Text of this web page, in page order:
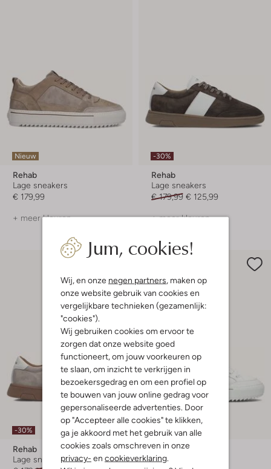
Jum, cookies!
Wij, en onze negen partners, maken op
onze website gebruik van cookies en
vergelijkbare technieken (gezamenlijk:
"cookies").
Wij gebruiken cookies om ervoor te
zorgen dat onze website goed
functioneert, om jouw voorkeuren op
te slaan, om inzicht te verkrijgen in
bezoekersgedrag en om een profiel op
te bouwen van jouw online gedrag voor
gepersonaliseerde advertenties. Door
op "Accepteer alle cookies" te klikken,
ga je akkoord met het gebruik van alle
cookies zoals omschreven in onze
privacy- en cookieverklaring.
Nieuw
Rehab
Lage sneakers
€ 179,99
+ meer kleuren
-30%
Rehab
Lage sneakers
€ 179,99 € 125,99
+ meer kleuren
-30%
Rehab
Lage sneakers
Laatste maten
-30%
Rehab
Lage sneakers